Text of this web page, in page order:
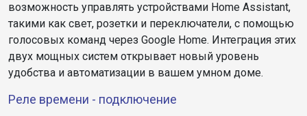
возможность управлять устройствами Home Assistant,
такими как свет, розетки и переключатели, с помощью
голосовых команд через Google Home. Интеграция этих
двух мощных систем открывает новый уровень
удобства и автоматизации в вашем умном доме.
Реле времени - подключение